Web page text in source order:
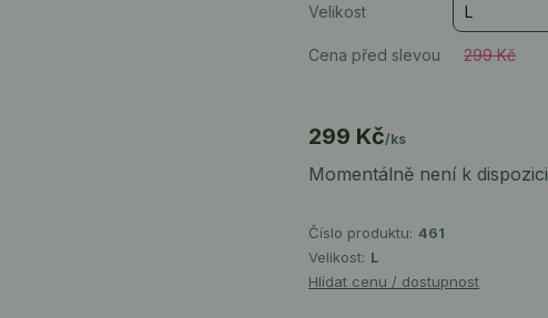
Velikost
Cena před slevou 299 Kč
299 Kč/ks
Momentálně není k dispozici
Číslo produktu: 461
Velikost: L
Hlídat cenu / dostupnost